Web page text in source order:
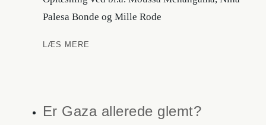
Palesa Bonde og Mille Rode
LÆS MERE
Er Gaza allerede glemt?